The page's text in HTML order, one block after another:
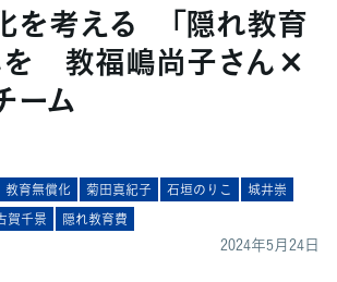
を考える 「隠れ教育
を 教福嶋尚子さん×
ーム
教育無償化 菊田真紀子 石垣のりこ
城井崇
賀千景 隠れ教育費
2024年5月24日